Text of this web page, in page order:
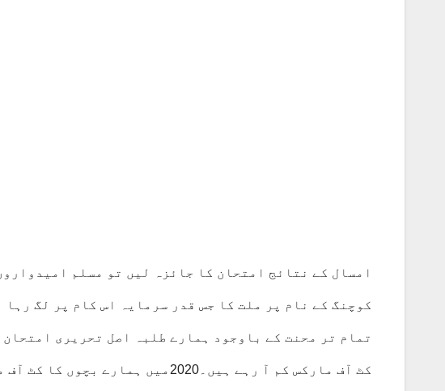
امسال کے نتائج امتحان کا جائزہ لیں تو مسلم
کوچنگ کے نام پر ملت کا جس قدر سرمایہ اس کام پر لگ
تمام تر محنت کے باوجود ہمارے طلبہ اصل تحریری
کٹ آف مارکس کم آ رہے ہیں۔2020میں